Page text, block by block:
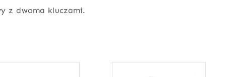
z dwoma kluczami.